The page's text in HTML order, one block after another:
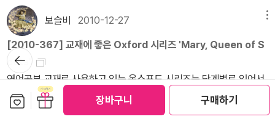
장바구니 구매하기
보슬비 2010-12-27
[2010-367] 교재에 좋은 Oxford 시리즈 'Mary, Queen of S
cots'
영어공부 교재로 사용하고 있는 옥스포드 시리즈는 단계별로 있어서,
수준에 맞게 골라 읽을수 있어 좋아요. 정확한 문장으로 이루어져 있
어서 교재로도 좋고, 단계에 따라 재미나 상식도 배울수 있어 좋은것
뒤로가
기